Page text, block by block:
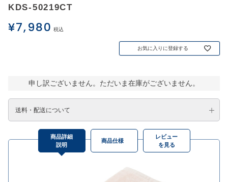
KDS-50219CT
¥7,980 税込
お気に入りに登録する
申し訳ございません。ただいま在庫がございません。
送料・配送について
商品詳細
説明
商品仕様
レビュー
を見る